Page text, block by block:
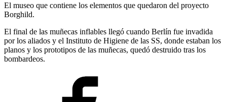
El museo que contiene los elementos que quedaron del proyecto
Borghild.
El final de las muñecas inflables llegó cuando Berlín fue invadida
por los aliados y el Instituto de Higiene de las SS, donde estaban los
planos y los prototipos de las muñecas, quedó destruido tras los
bombardeos.